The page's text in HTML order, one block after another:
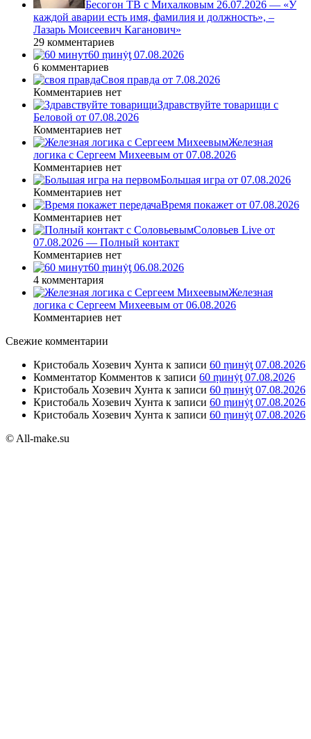
Бесогон ТВ с Михалковым 26.07.2026 — «У
каждой аварии есть имя, фамилия и должность», –
Лазарь Моисеевич Каганович»
29 комментариев
60 ṃинẏƫ 07.08.2026
6 комментариев
Своя правда от 7.08.2026
Комментариев нет
Здравствуйте товарищи с
Беловой от 07.08.2026
Комментариев нет
Железная
логика с Сергеем Михеевым от 07.08.2026
Комментариев нет
Большая игра от 07.08.2026
Комментариев нет
Время покажет от 07.08.2026
Комментариев нет
Соловьев Live от
07.08.2026 — Полный контакт
Комментариев нет
60 ṃинẏƫ 06.08.2026
4 комментария
Железная
логика с Сергеем Михеевым от 06.08.2026
Комментариев нет
Свежие комментарии
Кристобаль Хозевич Хунта к записи 60 ṃинẏƫ 07.08.2026
Комментатор Комментов к записи 60 ṃинẏƫ 07.08.2026
Кристобаль Хозевич Хунта к записи 60 ṃинẏƫ 07.08.2026
Кристобаль Хозевич Хунта к записи 60 ṃинẏƫ 07.08.2026
Кристобаль Хозевич Хунта к записи 60 ṃинẏƫ 07.08.2026
© All-make.su